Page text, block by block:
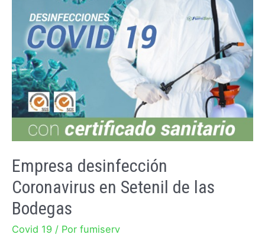
Empresa desinfección
Coronavirus en Setenil de las
Bodegas
Covid 19 / Por fumiserv
Bodegas